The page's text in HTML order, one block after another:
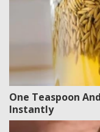
One Teaspoon
Instantly